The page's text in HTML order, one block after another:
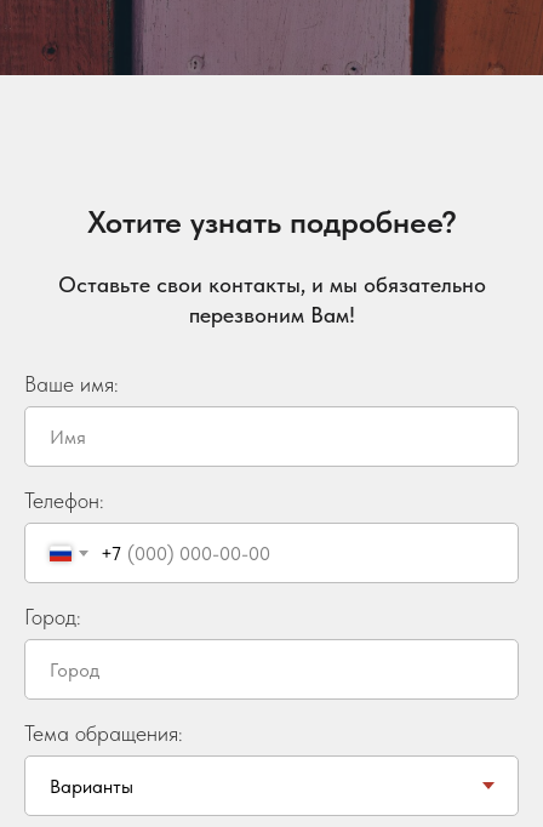
Хотите узнать подробнее?
Оставьте свои контакты, и мы обязательно
перезвоним Вам!
Ваше имя:
Телефон:
+7
Город:
Тема обращения: